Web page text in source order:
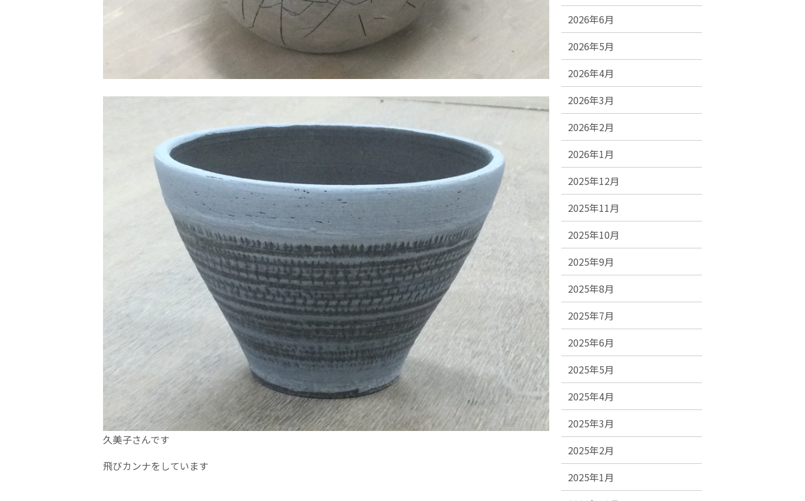
久美子さんです
飛びカンナをしています
2026年6月
2026年5月
2026年4月
2026年3月
2026年2月
2026年1月
2025年12月
2025年11月
2025年10月
2025年9月
2025年8月
2025年7月
2025年6月
2025年5月
2025年4月
2025年3月
2025年2月
2025年1月